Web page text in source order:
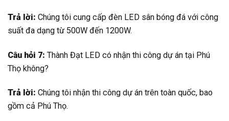
Trả lời: Chúng tôi cung cấp đèn LED sân bóng đá với công
suất đa dạng từ 500W đến 1200W.
Câu hỏi 7: Thành Đạt LED có nhận thi công dự án tại Phú
Thọ không?
Trả lời: Chúng tôi nhận thi công dự án trên toàn quốc, bao
gồm cả Phú Thọ.